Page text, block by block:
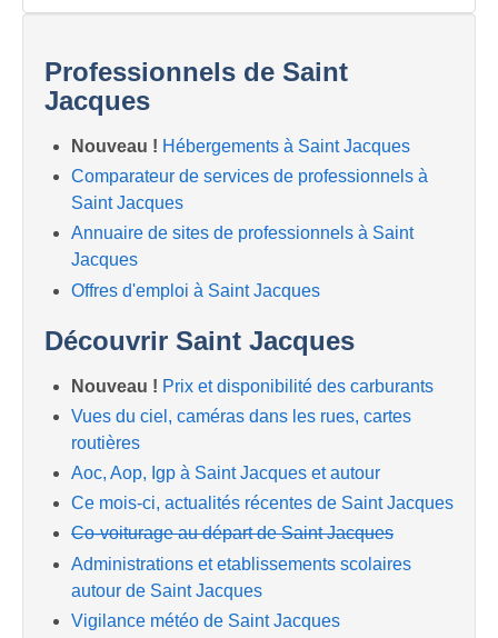
Professionnels de Saint
Jacques
Nouveau ! Hébergements à Saint Jacques
Comparateur de services de professionnels à
Saint Jacques
Annuaire de sites de professionnels à Saint
Jacques
Offres d'emploi à Saint Jacques
Découvrir Saint Jacques
Nouveau ! Prix et disponibilité des carburants
Vues du ciel, caméras dans les rues, cartes
routières
Aoc, Aop, Igp à Saint Jacques et autour
Ce mois-ci, actualités récentes de Saint Jacques
Co-voiturage au départ de Saint Jacques
Administrations et etablissements scolaires
autour de Saint Jacques
Vigilance météo de Saint Jacques